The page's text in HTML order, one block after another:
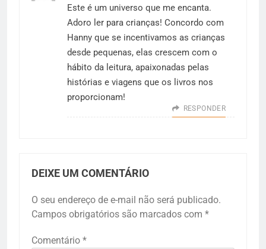
Este é um universo que me encanta.
Adoro ler para crianças! Concordo com
Hanny que se incentivamos as crianças
desde pequenas, elas crescem com o
hábito da leitura, apaixonadas pelas
histórias e viagens que os livros nos
proporcionam!
RESPONDER
DEIXE UM COMENTÁRIO
O seu endereço de e-mail não será publicado.
Campos obrigatórios são marcados com *
Comentário *